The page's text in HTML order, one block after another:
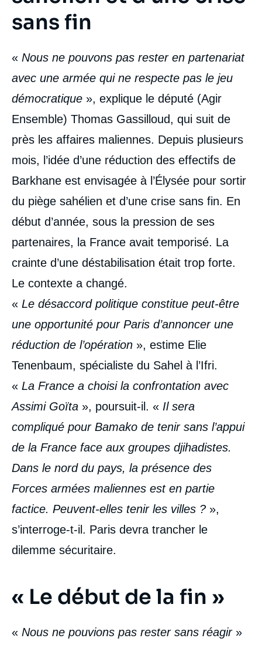
sans fin
« Nous ne pouvons pas rester en partenariat
avec une armée qui ne respecte pas le jeu
démocratique », explique le député (Agir
Ensemble) Thomas Gassilloud, qui suit de
près les affaires maliennes. Depuis plusieurs
mois, l’idée d’une réduction des effectifs de
Barkhane est envisagée à l’Élysée pour sortir
du piège sahélien et d’une crise sans fin. En
début d’année, sous la pression de ses
partenaires, la France avait temporisé. La
crainte d’une déstabilisation était trop forte.
Le contexte a changé.
« Le désaccord politique constitue peut-être
une opportunité pour Paris d’annoncer une
réduction de l’opération », estime Elie
Tenenbaum, spécialiste du Sahel à l’Ifri.
« La France a choisi la confrontation avec
Assimi Goïta », poursuit-il. « Il sera
compliqué pour Bamako de tenir sans l’appui
de la France face aux groupes djihadistes.
Dans le nord du pays, la présence des
Forces armées maliennes est en partie
factice. Peuvent-elles tenir les villes ? »,
s’interroge-t-il. Paris devra trancher le
dilemme sécuritaire.
« Le début de la fin »
« Nous ne pouvions pas rester sans réagir »